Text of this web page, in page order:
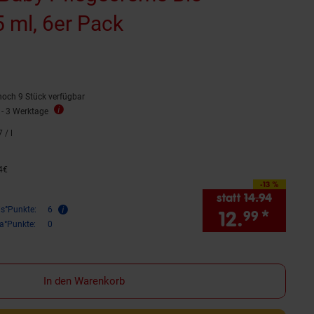
ml, 6er Pack
9 Stück verfügbar
3 Werktage
/ l
€
6
0
-13 %
Sie Sparen 13 Prozent,
statt 14.94
12.99 *
In den Warenkorb